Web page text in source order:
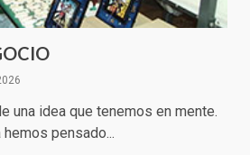
una idea que tenemos en mente.
pensado...